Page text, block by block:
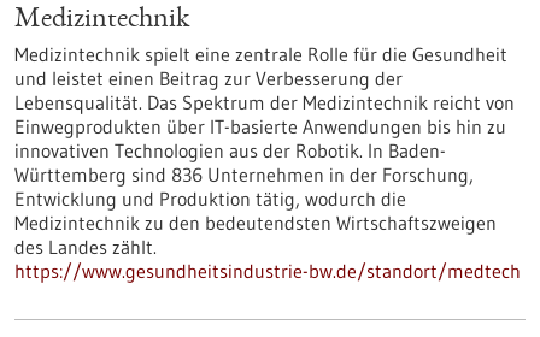
Medizintechnik
Medizintechnik spielt eine zentrale Rolle für die Gesundheit
und leistet einen Beitrag zur Verbesserung der
Lebensqualität. Das Spektrum der Medizintechnik reicht von
Einwegprodukten über IT-basierte Anwendungen bis hin zu
innovativen Technologien aus der Robotik. In Baden-
Württemberg sind 836 Unternehmen in der Forschung,
Entwicklung und Produktion tätig, wodurch die
Medizintechnik zu den bedeutendsten Wirtschaftszweigen
des Landes zählt.
https://www.gesundheitsindustrie-bw.de/standort/medtech